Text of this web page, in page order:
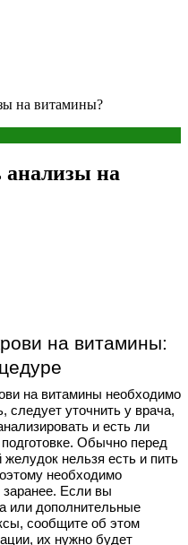
на витамины?
анализы на
на витамины:
на витамины необходимо
следует уточнить у врача,
и есть ли
Обычно перед
нельзя есть и пить
необходимо
Если вы
или дополнительные
сообщите об этом
их нужно будет